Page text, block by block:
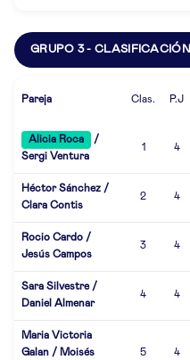
GRUPO 3 - CLASIFICACIÓN
Pareja Clas. P.J
Alicia Roca
/
Sergi Ventura
1 4
Héctor Sánchez /
Clara Contis
2 4
Rocio Cardo /
Jesús Campos
3 4
Sara Silvestre /
Daniel Almenar
4 4
Maria Victoria
Galan / Moisés
5 4